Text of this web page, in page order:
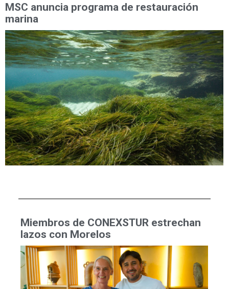
MSC anuncia programa de restauración
marina
Miembros de CONEXSTUR estrechan
lazos con Morelos